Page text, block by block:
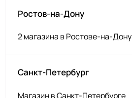
Ростов-на-Дону
2 магазина в Ростове-на-Дону
Санкт-Петербург
Магазин в Санкт-Петербурге